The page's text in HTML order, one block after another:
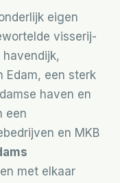
eigen
visserij-
Edam, een sterk
haven en
een
en MKB
met elkaar